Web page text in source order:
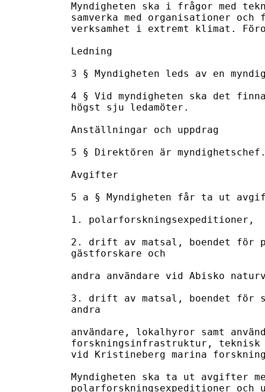
Myndigheten ska i frågor med
samverka med organisationer och
verksamhet i extremt klimat.
Ledning
3 § Myndigheten leds av en
4 § Vid myndigheten ska det
högst sju ledamöter.
Anställningar och uppdrag
5 § Direktören är
Avgifter
5 a § Myndigheten får ta ut
1. polarforskningsexpeditioner,
2. drift av matsal, boendet för
gästforskare och
andra användare vid Abisko
3. drift av matsal, boendet för
andra
användare, lokalhyror samt
forskningsinfrastruktur,
vid Kristineberg marina
Myndigheten ska ta ut avgifter
polarforskningsexpeditioner